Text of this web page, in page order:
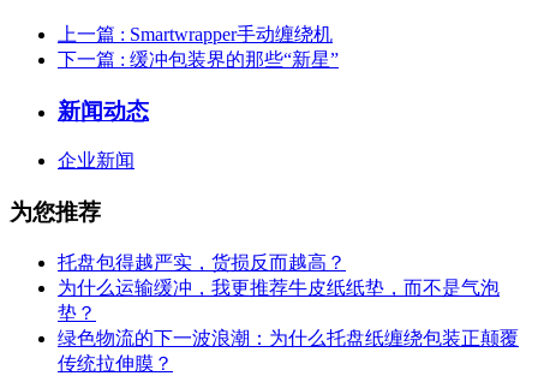
上一篇 : Smartwrapper手动缠绕机
下一篇 : 缓冲包装界的那些“新星”
新闻动态
企业新闻
为您推荐
托盘包得越严实，货损反而越高？
为什么运输缓冲，我更推荐牛皮纸纸垫，而不是气泡
垫？
绿色物流的下一波浪潮：为什么托盘纸缠绕包装正颠覆
传统拉伸膜？